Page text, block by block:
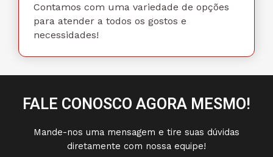
Contamos com uma variedade de opções
para atender a todos os gostos e
necessidades!
FALE CONOSCO AGORA MESMO!
Mande-nos uma mensagem e tire suas dúvidas
diretamente com nossa equipe!